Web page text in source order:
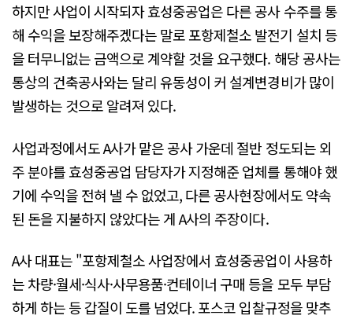
하지만 사업이 시작되자 효성중공업은 다른 공사 수주를 통
해 수익을 보장해주겠다는 말로 포항제철소 발전기 설치 등
을 터무니없는 금액으로 계약할 것을 요구했다. 해당 공사는
통상의 건축공사와는 달리 유동성이 커 설계변경비가 많이
발생하는 것으로 알려져 있다.
사업과정에서도 A사가 맡은 공사 가운데 절반 정도되는 외
주 분야를 효성중공업 담당자가 지정해준 업체를 통해야 했
기에 수익을 전혀 낼 수 없었고, 다른 공사현장에서도 약속
된 돈을 지불하지 않았다는 게 A사의 주장이다.
A사 대표는 "포항제철소 사업장에서 효성중공업이 사용하
는 차량·월세·식사·사무용품·컨테이너 구매 등을 모두 부담
하게 하는 등 갑질이 도를 넘었다. 포스코 입찰규정을 맞추